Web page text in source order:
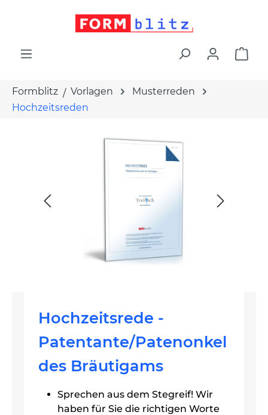
Formblitz Vorlagen
Musterreden
Hochzeitsreden
Hochzeitsrede -
Patentante/Patenonkel
des Bräutigams
Sprechen aus dem Stegreif! Wir
haben für Sie die richtigen Worte